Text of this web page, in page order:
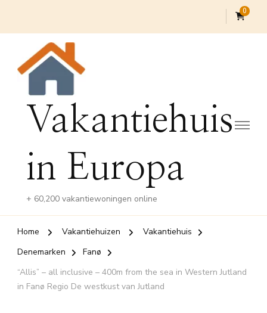
0
Vakantiehuis
in Europa
+ 60,200 vakantiewoningen online
Home Vakantiehuizen
Vakantiehuis
Denemarken
Fanø
“Allis” – all inclusive – 400m from the sea in Western Jutland
in Fanø Regio De westkust van Jutland